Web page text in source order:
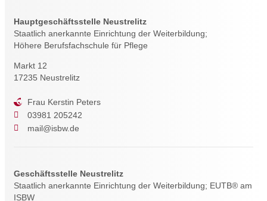
Hauptgeschäftsstelle Neustrelitz
Staatlich anerkannte Einrichtung der Weiterbildung;
Höhere Berufsfachschule für Pflege
Markt 12
17235 Neustrelitz
Frau Kerstin Peters
03981 205242
mail@isbw.de
Geschäftsstelle Neustrelitz
Staatlich anerkannte Einrichtung der Weiterbildung; EUTB® am
ISBW